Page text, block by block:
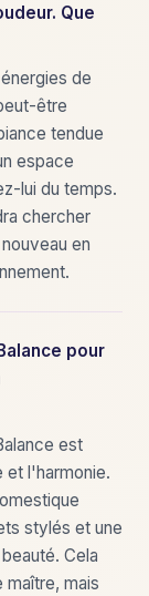
Que
de
être
tendue
espace
lui du temps.
chercher
en
pour
est
et l'harmonie.
stylés et une
Cela
maître, mais